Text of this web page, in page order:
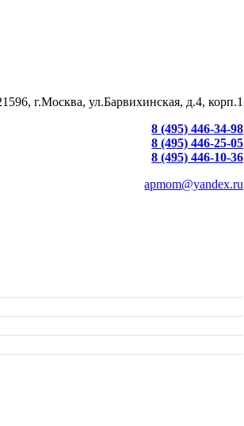
г.Москва, ул.Барвихинская, д.4, корп.1
8 (495) 446-34-98
8 (495) 446-25-05
8 (495) 446-10-36
apmom@yandex.ru